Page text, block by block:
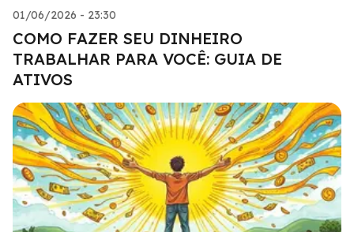
01/06/2026 - 23:30
COMO FAZER SEU DINHEIRO
TRABALHAR PARA VOCÊ: GUIA DE
ATIVOS